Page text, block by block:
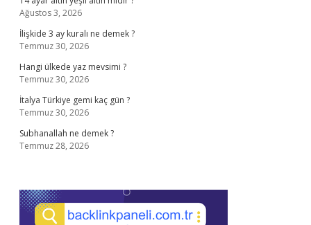
Ağustos 3, 2026
İlişkide 3 ay kuralı ne demek ?
Temmuz 30, 2026
Hangi ülkede yaz mevsimi ?
Temmuz 30, 2026
İtalya Türkiye gemi kaç gün ?
Temmuz 30, 2026
Subhanallah ne demek ?
Temmuz 28, 2026